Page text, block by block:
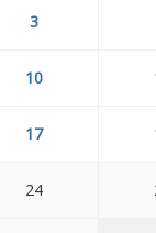
3
10
17
24